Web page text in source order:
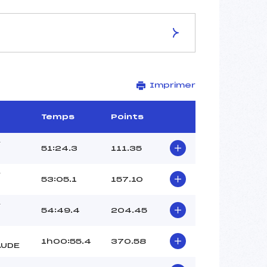
Site de Replis
15 km
436 m
107 m
Imprimer
Temps Points
51:24.3 111.35
53:05.1 157.10
54:49.4 204.45
1h00:55.4 370.58